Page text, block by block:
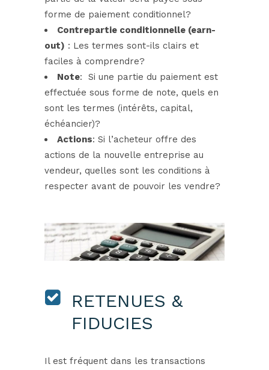
forme de paiement conditionnel?
Contrepartie conditionnelle (earn-
out) : Les termes sont-ils clairs et
faciles à comprendre?
Note: Si une partie du paiement est
effectuée sous forme de note, quels en
sont les termes (intérêts, capital,
échéancier)?
Actions: Si l’acheteur offre des
actions de la nouvelle entreprise au
vendeur, quelles sont les conditions à
respecter avant de pouvoir les vendre?
RETENUES &
FIDUCIES
Il est fréquent dans les transactions